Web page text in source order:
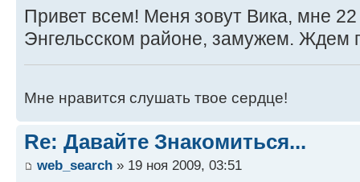
Привет всем! Меня зовут Вика, мне
Энгельсском районе, замужем. Ждем
Мне нравится слушать твое сердце!
Re: Давайте Знакомиться...
web_search » 19 ноя 2009, 03:51